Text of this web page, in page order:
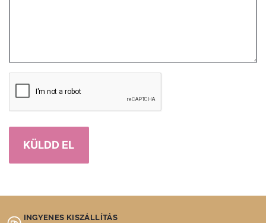
KÜLDD EL
INGYENES KISZÁLLÍTÁS